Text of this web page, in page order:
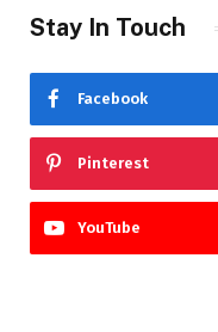
Stay In Touch
Facebook
Pinterest
YouTube